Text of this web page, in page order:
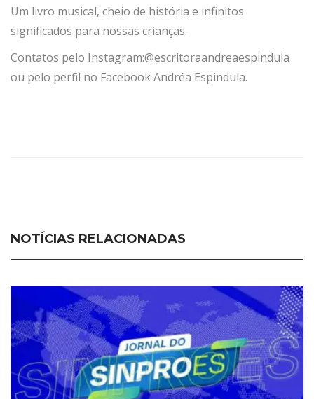
Um livro musical, cheio de história e infinitos
significados para nossas crianças.
Contatos pelo Instagram:@escritoraandreaespindula
ou pelo perfil no Facebook Andréa Espindula.
NOTÍCIAS RELACIONADAS